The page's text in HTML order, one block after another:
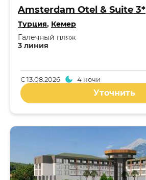
Amsterdam Otel & Suite 3*
Турция, Кемер
3 линия
Галечный пляж
С13.08.2026 4 ночи
Уточнить